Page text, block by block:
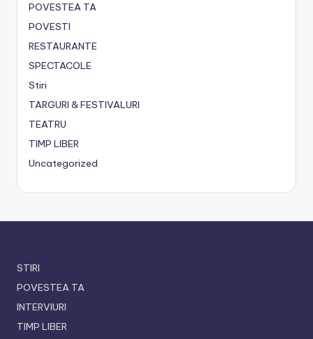
POVESTEA TA
POVESTI
RESTAURANTE
SPECTACOLE
Stiri
TARGURI & FESTIVALURI
TEATRU
TIMP LIBER
Uncategorized
STIRI
POVESTEA TA
INTERVIURI
TIMP LIBER